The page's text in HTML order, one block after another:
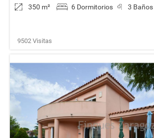
350 m² 6 Dormitorios 3 Baños
9502 Visitas